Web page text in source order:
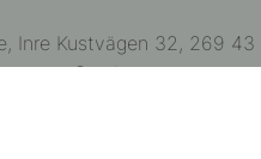
Inre Kustvägen 32, 269 43
Sverige